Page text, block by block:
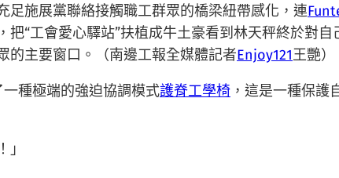
足施展黨聯絡接觸職工群眾的橋梁紐帶感化，連
“工會愛心驛站”扶植成牛土豪看到林天秤終於對
的主要窗口。（南邊工報全媒體記者Enjoy121王艷）
種極端的強迫協調模式護脊工學椅 ，這是一種保護